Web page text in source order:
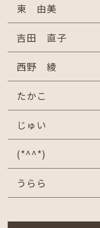
東 由美
吉田 直子
西野 綾
たかこ
じゅい
(*^^*)
うらら